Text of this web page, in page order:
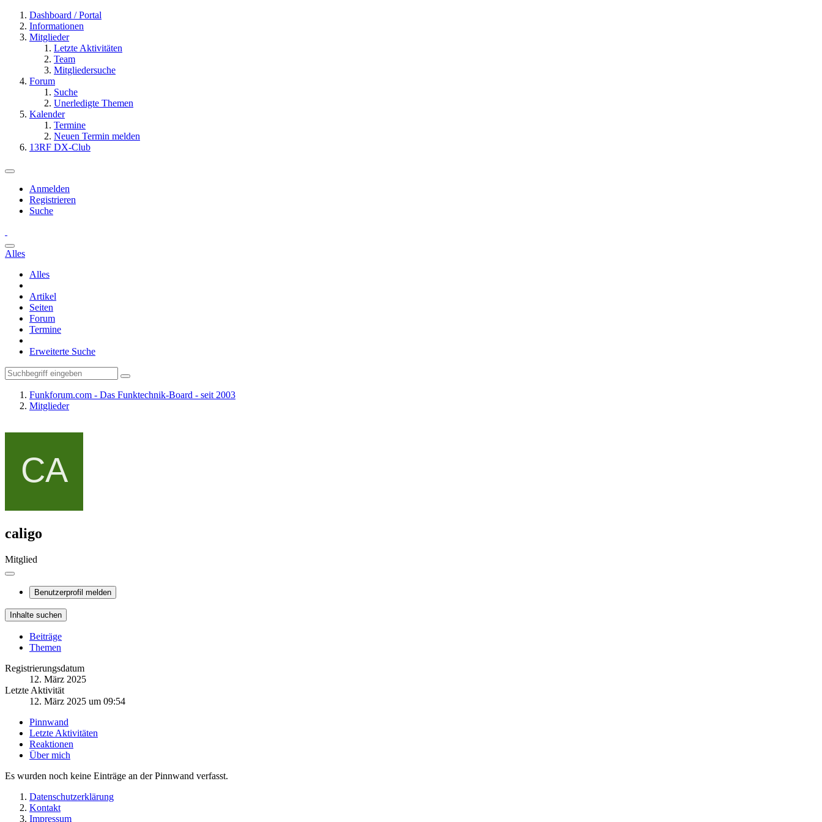
Dashboard / Portal
Informationen
Mitglieder
Letzte Aktivitäten
Team
Mitgliedersuche
Forum
Suche
Unerledigte Themen
Kalender
Termine
Neuen Termin melden
13RF DX-Club
Anmelden
Registrieren
Suche
Alles
Alles
Artikel
Seiten
Forum
Termine
Erweiterte Suche
Funkforum.com - Das Funktechnik-Board - seit 2003
Mitglieder
caligo
Mitglied
Benutzerprofil melden
Inhalte suchen
Beiträge
Themen
Registrierungsdatum
12. März 2025
Letzte Aktivität
12. März 2025 um 09:54
Pinnwand
Letzte Aktivitäten
Reaktionen
Über mich
Es wurden noch keine Einträge an der Pinnwand verfasst.
Datenschutzerklärung
Kontakt
Impressum